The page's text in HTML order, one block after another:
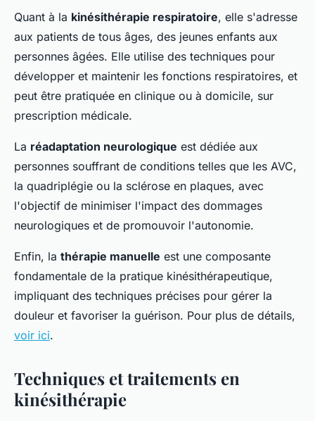
Quant à la kinésithérapie respiratoire, elle s'adresse
aux patients de tous âges, des jeunes enfants aux
personnes âgées. Elle utilise des techniques pour
développer et maintenir les fonctions respiratoires, et
peut être pratiquée en clinique ou à domicile, sur
prescription médicale.
La réadaptation neurologique est dédiée aux
personnes souffrant de conditions telles que les AVC,
la quadriplégie ou la sclérose en plaques, avec
l'objectif de minimiser l'impact des dommages
neurologiques et de promouvoir l'autonomie.
Enfin, la thérapie manuelle est une composante
fondamentale de la pratique kinésithérapeutique,
impliquant des techniques précises pour gérer la
douleur et favoriser la guérison. Pour plus de détails,
voir ici.
Techniques et traitements en
kinésithérapie